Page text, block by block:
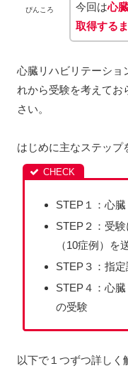
ぴんころ
今回は心
取得する
心臓リハビリテーショ
れから受験を考えてお
さい。
はじめに主なステップ
STEP１：心
STEP２：受
（10症例）を
STEP３：指
STEP４：心
の受験
以下で１つずつ詳しく